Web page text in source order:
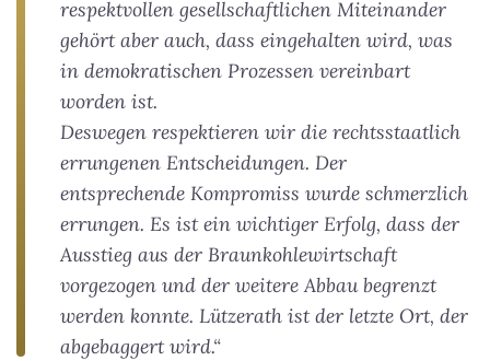
respektvollen gesellschaftlichen Miteinander
gehört aber auch, dass eingehalten wird, was
in demokratischen Prozessen vereinbart
worden ist.
Deswegen respektieren wir die rechtsstaatlich
errungenen Entscheidungen. Der
entsprechende Kompromiss wurde schmerzlich
errungen. Es ist ein wichtiger Erfolg, dass der
Ausstieg aus der Braunkohlewirtschaft
vorgezogen und der weitere Abbau begrenzt
werden konnte. Lützerath ist der letzte Ort, der
abgebaggert wird.“